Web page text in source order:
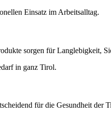
Einsatz im Arbeitsalltag.
sorgen für Langlebigkeit,
in ganz Tirol.
für die Gesundheit der